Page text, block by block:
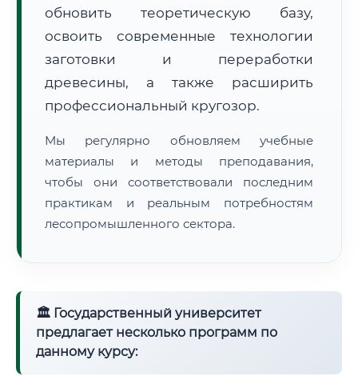
• Экспресс-доставка СДЭК / Почтой:4–6 рабочих дней
📜 Документы и аккредитация ФИС ФРДО
обновить теоретическую базу,
освоить современные технологии
заготовки и переработки
древесины, а также расширить
профессиональный кругозор.
Мы регулярно обновляем учебные
материалы и методы преподавания,
чтобы они соответствовали последним
практикам и реальным потребностям
лесопромышленного сектора.
🏛 Государственный университет
предлагает несколько программ по
данному курсу: